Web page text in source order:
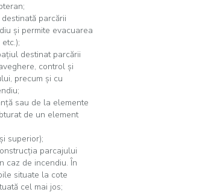
parcării
şi permite evacuarea
destinat parcării
control şi
precum şi cu
sau de la elemente
de un element
superior);
parcajului
caz de incendiu. În
situate la cote
cel mai jos;